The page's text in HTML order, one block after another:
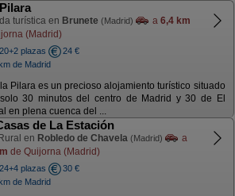
turística en Brunete (Madrid) a 6,4 km
(Madrid)
plazas
24 €
de Madrid
Pilara es un precioso alojamiento turístico situado
30 minutos del centro de Madrid y 30 de El
en plena cuenca del ...
de La Estación
en Robledo de Chavela (Madrid)
a
de Quijorna (Madrid)
plazas
30 €
de Madrid